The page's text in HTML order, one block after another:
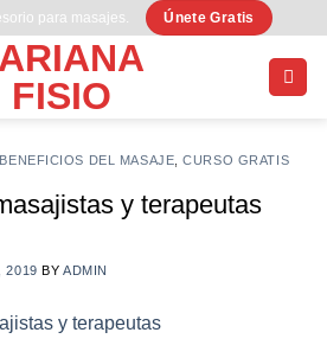
para masajes. Únete Gratis
BENEFICIOS DEL MASAJE ,CURSO GRATIS
y terapeutas
2019 BY ADMIN